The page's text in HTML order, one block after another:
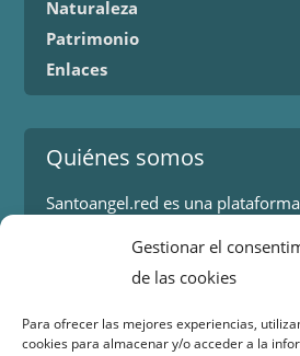
Gestionar el
de las cookies
Para ofrecer las mejores experiencias,
cookies para almacenar y/o acceder a la
Naturaleza
Patrimonio
Enlaces
Quiénes somos
Santoangel.red es una